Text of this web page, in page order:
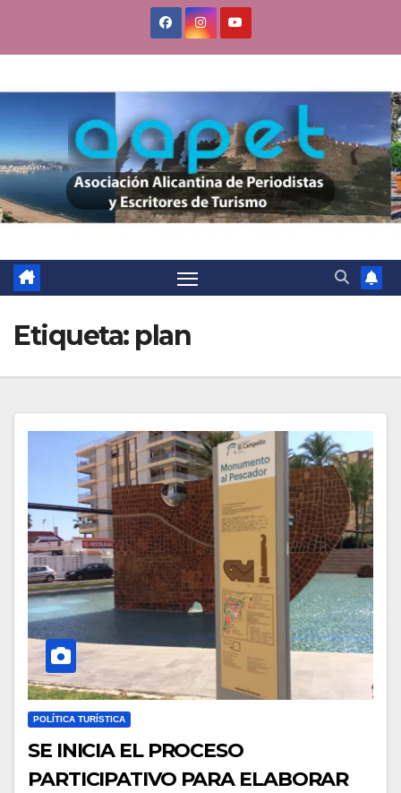
Etiqueta: plan
POLÍTICA TURÍSTICA
SE INICIA EL PROCESO
PARTICIPATIVO PARA ELABORAR